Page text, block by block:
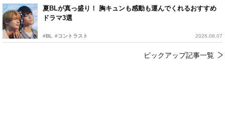
夏BLが真っ盛り！ 胸キュンも感動も運んでくれるおすすめ
ドラマ3選
#BL #コントラスト 2026.08.07
ピックアップ記事一覧